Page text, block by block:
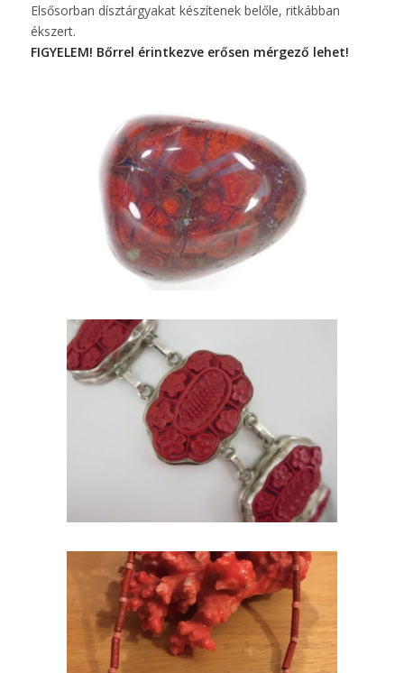
Elsősorban dísztárgyakat készítenek belőle, ritkábban
ékszert.
FIGYELEM! Bőrrel érintkezve erősen mérgező lehet!